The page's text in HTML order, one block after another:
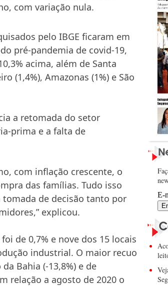
com variação nula.
pelo IBGE ficaram em
pré-pandemia de covid-19,
acima, além de Santa
(1,4%), Amazonas (1%) e São
a retomada do setor
prima e a falta de
com inflação crescente, o
das famílias. Tudo isso
de decisão tanto por
explicou.
de 0,7% e nove dos 15 locais
industrial. O maior recuo
Bahia (-13,8%) e de
relação a agosto de 2020 o
E-